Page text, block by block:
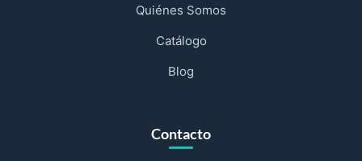
Quiénes Somos
Catálogo
Blog
Contacto